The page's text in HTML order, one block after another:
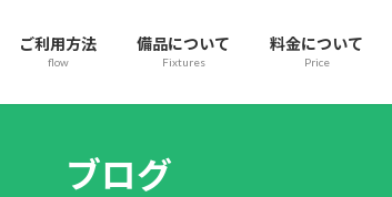
ご利用方法
flow
備品について
Fixtures
料金について
Price
ブログ